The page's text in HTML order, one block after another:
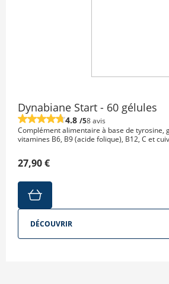
Dynabiane Start - 60 gélules
4.8 /58 avis
Complément alimentaire à base de tyrosine,
vitamines B6, B9 (acide folique), B12, C et
27,90 €
DÉCOUVRIR